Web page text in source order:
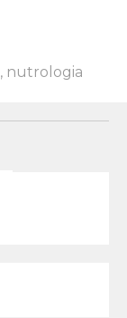
, nutrologia